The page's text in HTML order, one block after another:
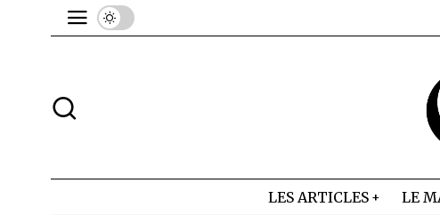
LES ARTICLES LE